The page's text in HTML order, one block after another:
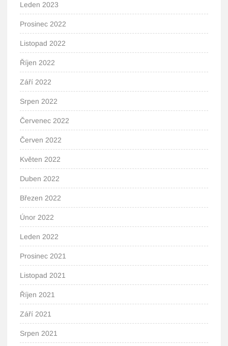
Leden 2023
Prosinec 2022
Listopad 2022
Říjen 2022
Září 2022
Srpen 2022
Červenec 2022
Červen 2022
Květen 2022
Duben 2022
Březen 2022
Únor 2022
Leden 2022
Prosinec 2021
Listopad 2021
Říjen 2021
Září 2021
Srpen 2021